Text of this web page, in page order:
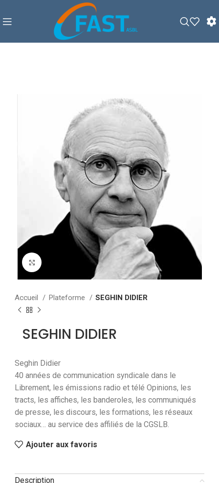
Accueil Plateforme SEGHIN DIDIER
SEGHIN DIDIER
Seghin Didier
40 années de communication syndicale dans le
Librement, les émissions radio et télé Opinions, les
tracts, les affiches, les banderoles, les communiqués
de presse, les discours, les formations, les réseaux
sociaux… au service des affiliés de la CGSLB.
Ajouter aux favoris
Description